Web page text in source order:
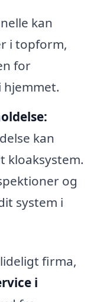
kan
i topform,
for
kan
kloaksystem.
og
system i
firma,
i